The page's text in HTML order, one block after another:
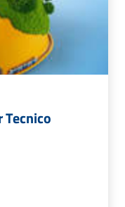
Tecnico